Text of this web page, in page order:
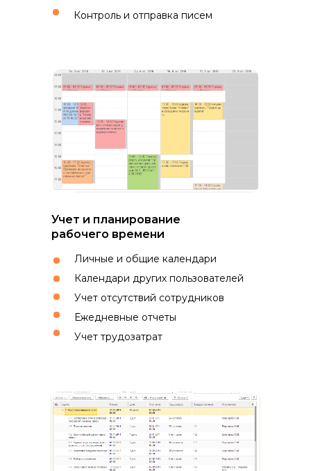
Контроль и отправка писем
Личные и общие календари
Календари других пользователей
Учет отсутствий сотрудников
Ежедневные отчеты
Учет трудозатрат
Учет и планирование
рабочего времени